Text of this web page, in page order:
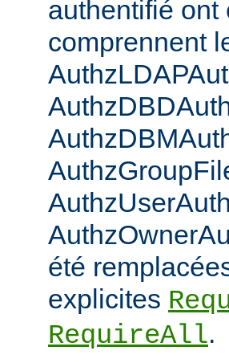
authentifié ont
comprennent
été
explicites
RequireAll.